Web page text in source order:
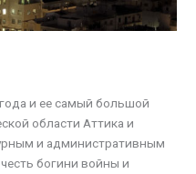
и ее самый большой
области Аттика и
и административным
богини войны и